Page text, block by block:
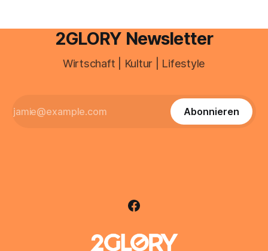
2GLORY Newsletter
Wirtschaft | Kultur | Lifestyle
Abonnieren